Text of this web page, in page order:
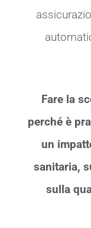
Fare la
perché è
un
sanitaria,
sulla